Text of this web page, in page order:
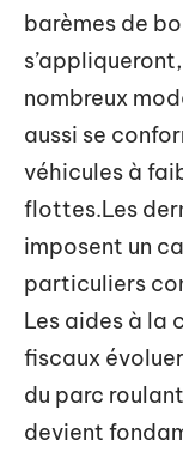
barèmes de
nombreux
aussi se
véhicules à
flottes.Les
imposent un
particuliers
Les aides à la
fiscaux
du parc
devient